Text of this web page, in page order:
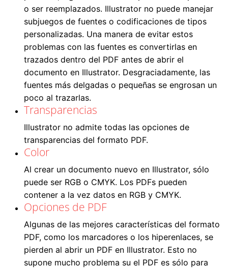
o ser reemplazados. Illustrator no puede manejar
subjuegos de fuentes o codificaciones de tipos
personalizadas. Una manera de evitar estos
problemas con las fuentes es convertirlas en
trazados dentro del PDF antes de abrir el
documento en Illustrator. Desgraciadamente, las
fuentes más delgadas o pequeñas se engrosan un
poco al trazarlas.
Transparencias
Illustrator no admite todas las opciones de
transparencias del formato PDF.
Color
Al crear un documento nuevo en Illustrator, sólo
puede ser RGB o CMYK. Los PDFs pueden
contener a la vez datos en RGB y CMYK.
Opciones de PDF
Algunas de las mejores características del formato
PDF, como los marcadores o los hiperenlaces, se
pierden al abrir un PDF en Illustrator. Esto no
supone mucho problema su el PDF es sólo para